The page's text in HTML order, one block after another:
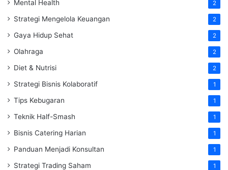
Mental Health 2
Strategi Mengelola Keuangan 2
Gaya Hidup Sehat 2
Olahraga 2
Diet & Nutrisi 2
Strategi Bisnis Kolaboratif 1
Tips Kebugaran 1
Teknik Half-Smash 1
Bisnis Catering Harian 1
Panduan Menjadi Konsultan 1
Strategi Trading Saham 1